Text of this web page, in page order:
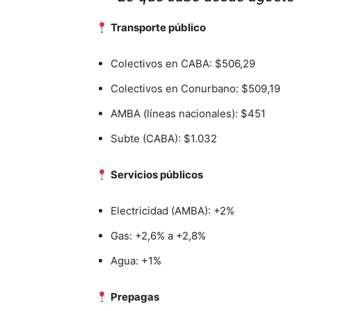
Transporte público
Colectivos en CABA: $506,29
Colectivos en Conurbano: $509,19
AMBA (líneas nacionales): $451
Subte (CABA): $1.032
Servicios públicos
Electricidad (AMBA): +2%
Gas: +2,6% a +2,8%
Agua: +1%
Prepagas